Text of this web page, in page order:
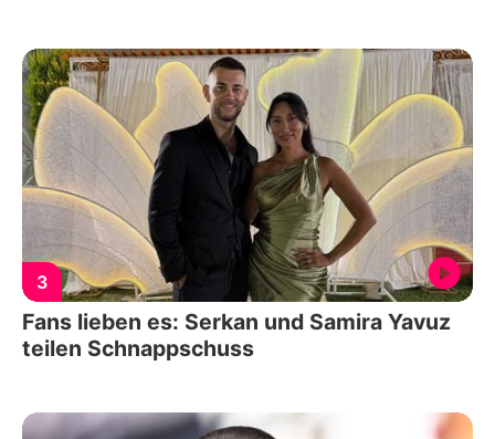
3
Fans lieben es: Serkan und Samira Yavuz
teilen Schnappschuss